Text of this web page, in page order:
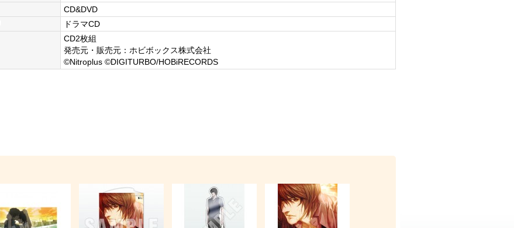
CD&DVD
ドラマCD
CD2枚組
発売元・販売元：ホビボックス株式会社
©Nitroplus ©DIGITURBO/HOBiRECORDS